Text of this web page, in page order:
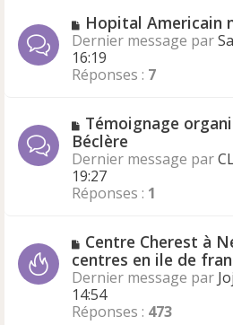
Hopital Americain
Dernier message par
16:19
Réponses : 7
Témoignage
Béclère
Dernier message par
19:27
Réponses : 1
Centre Cherest à
centres en ile de
Dernier message par
14:54
Réponses : 473